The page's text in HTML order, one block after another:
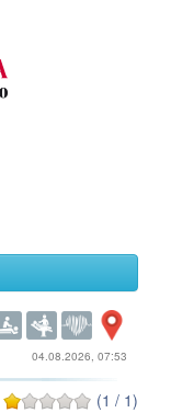
04.08.2026, 07:53
(1 / 1)